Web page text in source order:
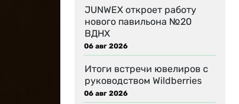
JUNWEX откроет работу
нового павильона №20
ВДНХ
06 авг 2026
Итоги встречи ювелиров с
руководством Wildberries
06 авг 2026